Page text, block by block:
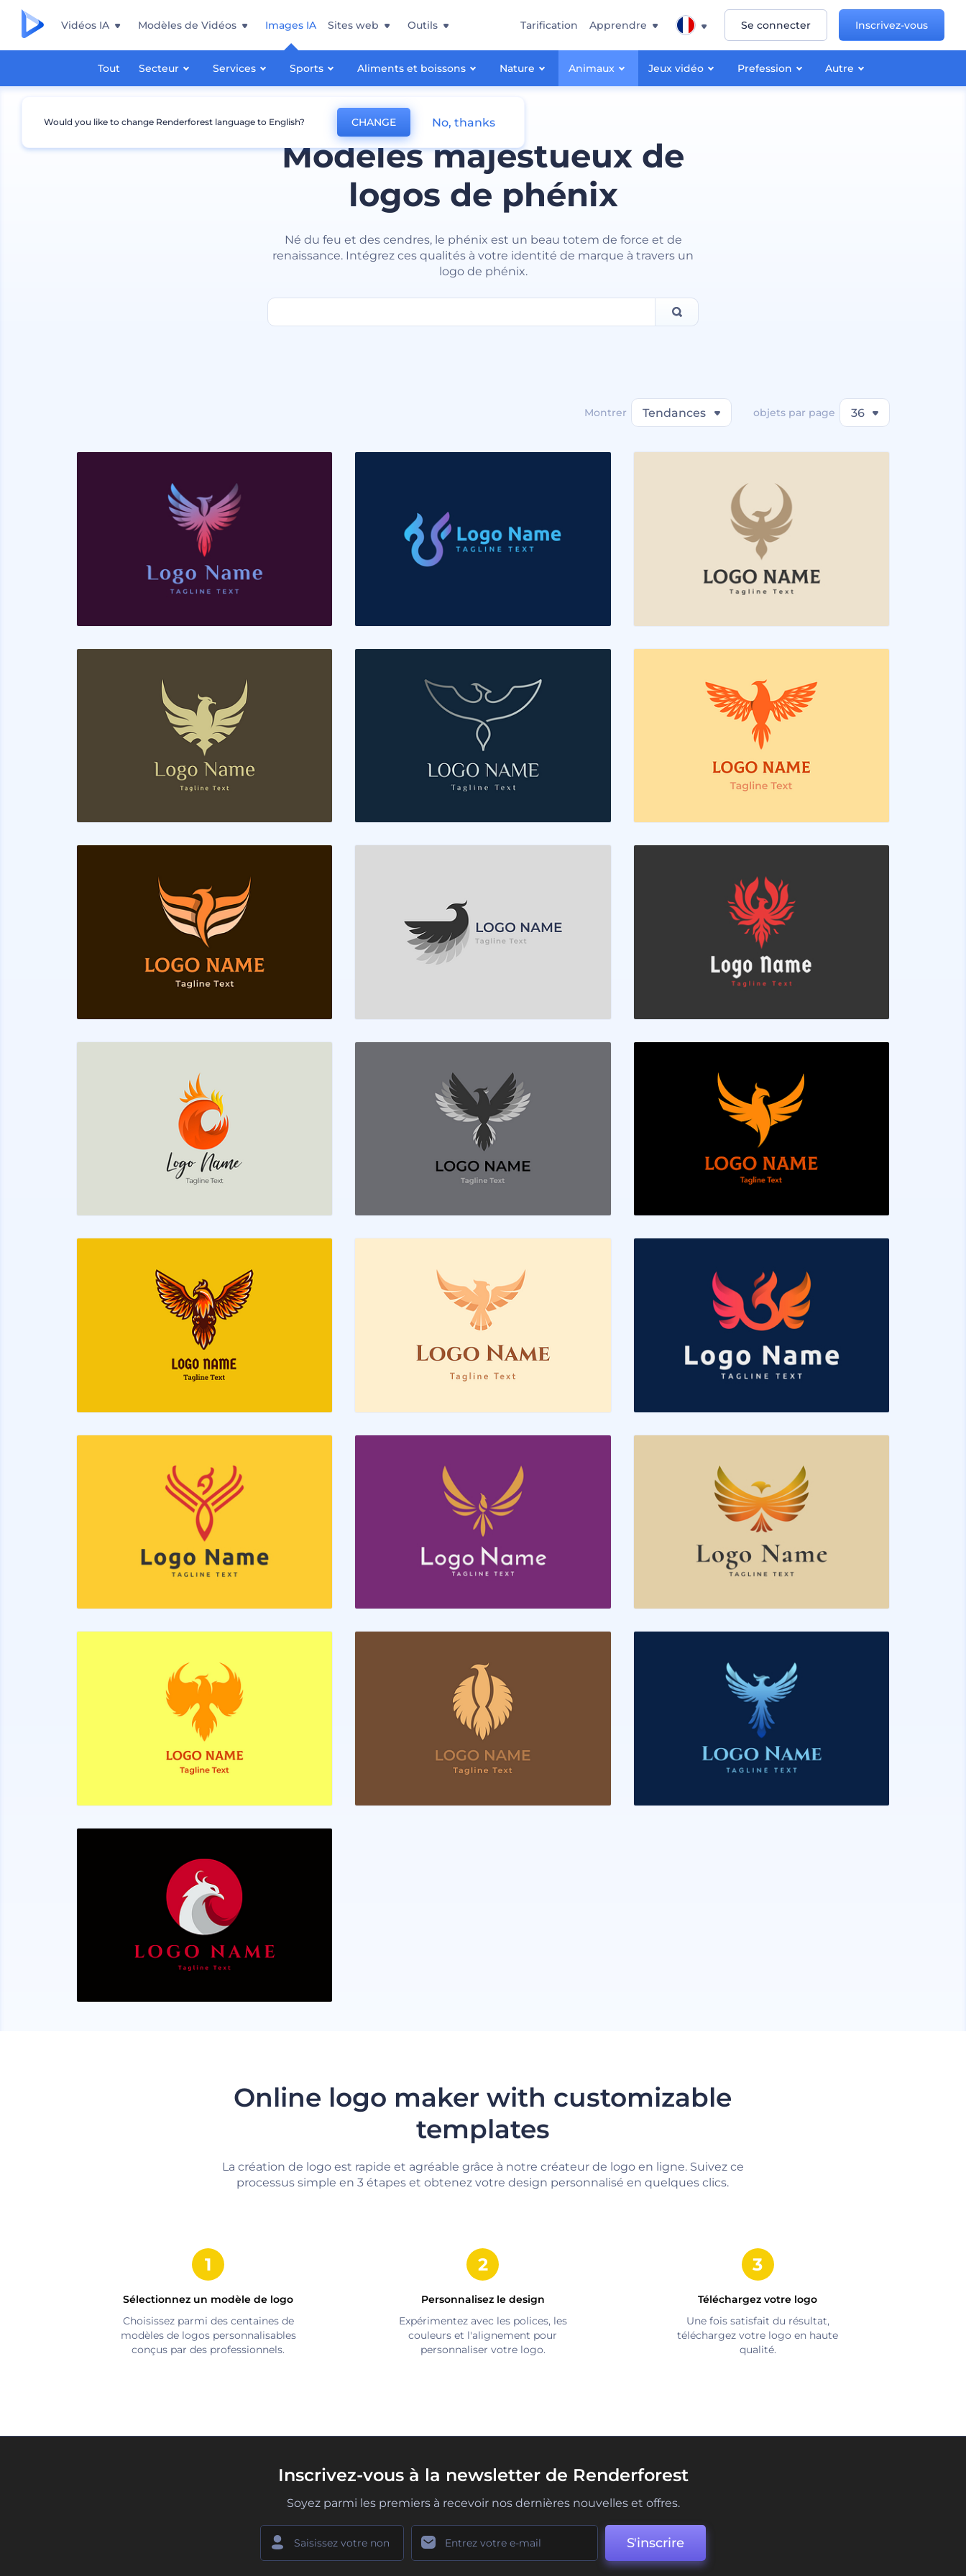
Vidéos IA Modèles de Vidéos Images IA
Tout Secteur Services Sports Aliments et boissons Nature Animaux Jeux vidéo Prefession Autre
Sites web Outils Tarification Apprendre Se connecter Inscrivez-vous
Modèles majestueux de
logos de phénix
Né du feu et des cendres, le phénix est un beau totem de force et de
renaissance. Intégrez ces qualités à votre identité de marque à travers un
logo de phénix.
Montrer Tendances objets par page 36
Online logo maker with customizable
templates
La création de logo est rapide et agréable grâce à notre créateur de logo en ligne. Suivez ce
processus simple en 3 étapes et obtenez votre design personnalisé en quelques clics.
Sélectionnez un modèle de logo
Choisissez parmi des centaines de
modèles de logos personnalisables
conçus par des professionnels.
Personnalisez le design
Expérimentez avec les polices, les
couleurs et l'alignement pour
personnaliser votre logo.
Téléchargez votre logo
Une fois satisfait du résultat,
téléchargez votre logo en haute
qualité.
Inscrivez-vous à la newsletter de Renderforest
Soyez parmi les premiers à recevoir nos dernières nouvelles et offres.
S'inscrire
Would you like to change Renderforest language to English? CHANGE No, thanks